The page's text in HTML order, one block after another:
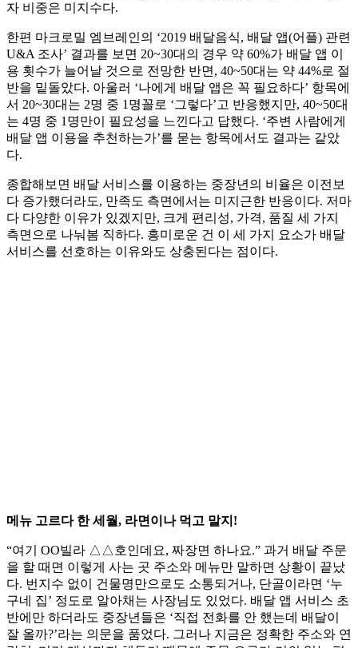
자 비중은 미지수다.
한편 마크로밀 엠브레인의 ‘2019 배달음식, 배달 앱(어플) 관련
U&A 조사’ 결과를 보면 20~30대의 경우 약 60%가 배달 앱 이
용 횟수가 늘어날 것으로 전망한 반면, 40~50대는 약 44%로 절
반을 밑돌았다. 아울러 ‘나에게 배달 앱은 꼭 필요하다’ 항목에
서 20~30대는 2명 중 1명꼴로 ‘그렇다’고 반응했지만, 40~50대
는 4명 중 1명만이 필요성을 느낀다고 답했다. ‘주변 사람에게
배달 앱 이용을 추천하는가’를 묻는 항목에서도 결과는 같았
다.
종합해보면 배달 서비스를 이용하는 중장년의 비율은 이전보
다 증가했더라도, 만족도 측면에서는 미지근한 반응이다. 저마
다 다양한 이유가 있겠지만, 크게 편리성, 가격, 품질 세 가지
측면으로 나눠봄 직하다. 흥미로운 건 이 세 가지 요소가 배달
서비스를 선호하는 이유와도 상충된다는 점이다.
메뉴 고르다 한 세월, 라면이나 먹고 말지!
“여기 OO빌라 △△호인데요, 짜장면 하나요.” 과거 배달 주문
을 할 때면 이렇게 사는 곳 주소와 메뉴만 말하면 상황이 끝났
다. 번지수 없이 건물명만으로도 소통되거나, 단골이라면 ‘누
구네 집’ 정도로 알아채는 사장님도 있었다. 배달 앱 서비스 초
반에만 하더라도 중장년들은 ‘직접 전화를 안 했는데 배달이
잘 올까?’라는 의문을 품었다. 그러나 지금은 정확한 주소와 연